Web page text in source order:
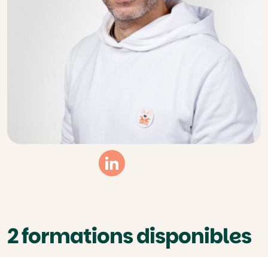
Linkedin
2 formations disponibles